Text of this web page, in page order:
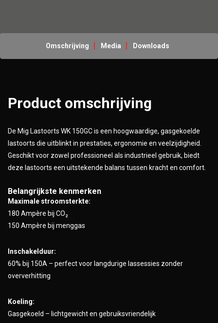
Omschrijving Media Downloads
Product omschrijving
De Mig Lastoorts WK 150GC is een hoogwaardige, gasgekoelde
lastoorts die uitblinkt in prestaties, ergonomie en veelzijdigheid.
Geschikt voor zowel professioneel als industrieel gebruik, biedt
deze lastoorts een uitstekende balans tussen kracht en comfort.
Belangrijkste kenmerken
Maximale stroomsterkte:
180 Ampère bij CO₂
150 Ampère bij menggas
Inschakelduur:
60% bij 150A – perfect voor langdurige lassessies zonder
oververhitting
Koeling:
Gasgekoeld – lichtgewicht en gebruiksvriendelijk